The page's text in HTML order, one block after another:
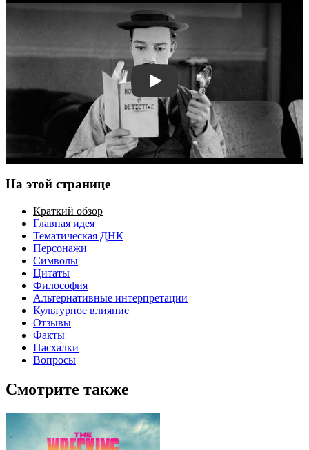
Смотреть трейлер
На этой странице
Краткий обзор
Главная идея
Тематическая ДНК
Персонажи
Символы
Цитаты
Философия
Альтернативные интерпретации
Культурное влияние
Отзывы
Факты
Пасхалки
Вопросы
Смотрите также